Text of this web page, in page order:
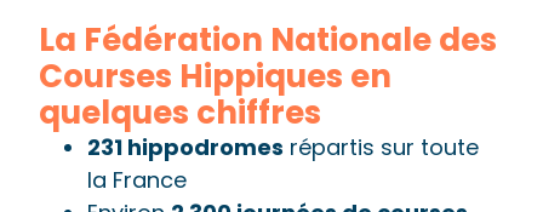
La Fédération Nationale des
Courses Hippiques en
quelques chiffres
231 hippodromes répartis sur toute
la France